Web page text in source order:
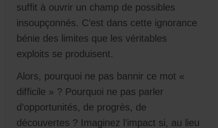
suffit à ouvrir un champ de possibles
insoupçonnés. C’est dans cette ignorance
bénie des limites que les véritables
exploits se produisent.
Alors, pourquoi ne pas bannir ce mot «
difficile » ? Pourquoi ne pas parler
d’opportunités, de progrès, de
découvertes ? Imaginez l’impact si, au lieu